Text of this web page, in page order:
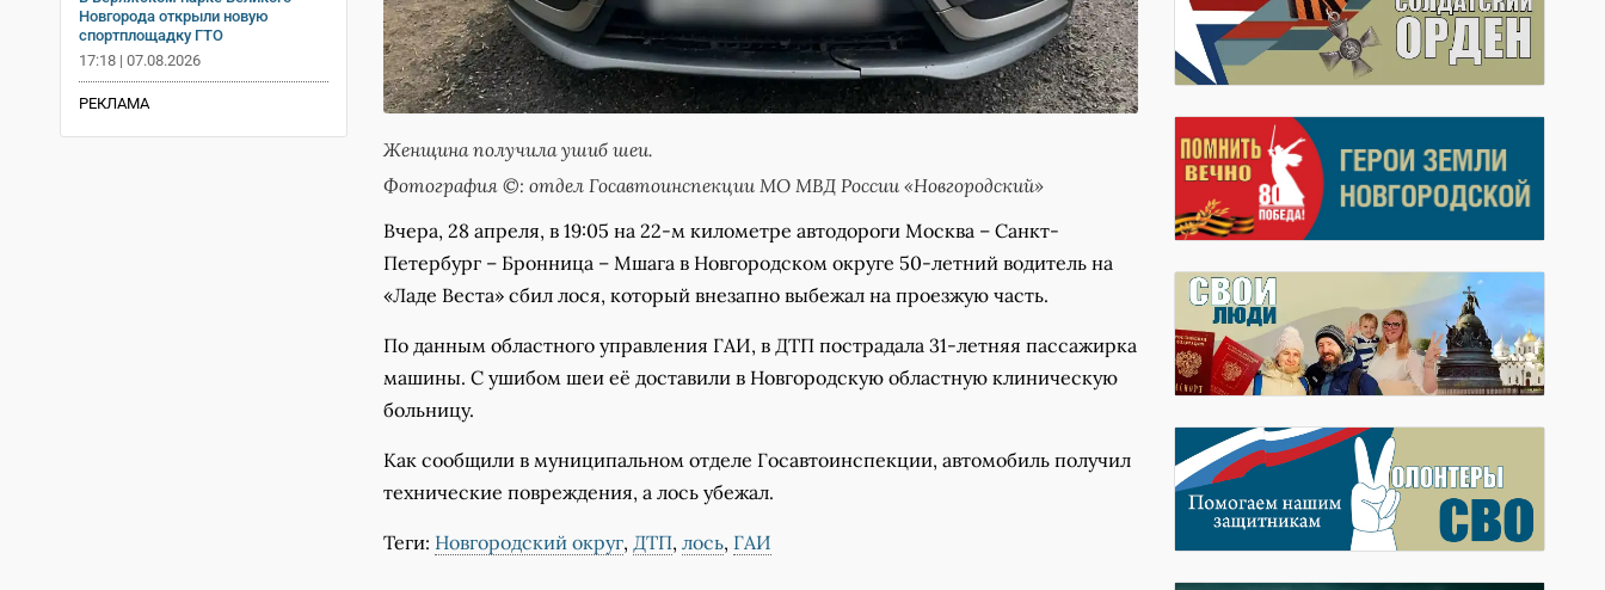
Новгорода открыли новую
спортплощадку ГТО
17:18 | 07.08.2026
РЕКЛАМА
Женщина получила ушиб шеи.
Фотография ©: отдел Госавтоинспекции МО МВД России «Новгородский»
Вчера, 28 апреля, в 19:05 на 22-м километре автодороги Москва – Санкт-
Петербург – Бронница – Мшага в Новгородском округе 50-летний водитель на
«Ладе Веста» сбил лося, который внезапно выбежал на проезжую часть.
По данным областного управления ГАИ, в ДТП пострадала 31-летняя пассажирка
машины. С ушибом шеи её доставили в Новгородскую областную клиническую
больницу.
Как сообщили в муниципальном отделе Госавтоинспекции, автомобиль получил
технические повреждения, а лось убежал.
Теги: Новгородский округ, ДТП, лось, ГАИ